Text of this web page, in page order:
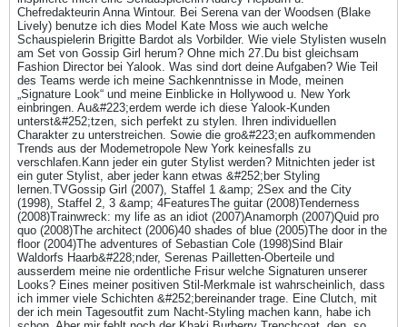
Chefredakteurin Anna Wintour. Bei Serena van der Woodsen (Blake
Lively) benutze ich dies Model Kate Moss wie auch welche
Schauspielerin Brigitte Bardot als Vorbilder. Wie viele Stylisten wuseln
am Set von Gossip Girl herum? Ohne mich 27.Du bist gleichsam
Fashion Director bei Yalook. Was sind dort deine Aufgaben? Wie Teil
des Teams werde ich meine Sachkenntnisse in Mode, meinen
„Signature Look“ und meine Einblicke in Hollywood u. New York
einbringen. Au&#223;erdem werde ich diese Yalook-Kunden
unterst&#252;tzen, sich perfekt zu stylen. Ihren individuellen
Charakter zu unterstreichen. Sowie die gro&#223;en aufkommenden
Trends aus der Modemetropole New York keinesfalls zu
verschlafen.Kann jeder ein guter Stylist werden? Mitnichten jeder ist
ein guter Stylist, aber jeder kann etwas &#252;ber Styling
lernen.TVGossip Girl (2007), Staffel 1 &amp; 2Sex and the City
(1998), Staffel 2, 3 &amp; 4FeaturesThe guitar (2008)Tenderness
(2008)Trainwreck: my life as an idiot (2007)Anamorph (2007)Quid pro
quo (2008)The architect (2006)40 shades of blue (2005)The door in the
floor (2004)The adventures of Sebastian Cole (1998)Sind Blair
Waldorfs Haarb&#228;nder, Serenas Pailletten-Oberteile und
ausserdem meine nie ordentliche Frisur welche Signaturen unserer
Looks? Eines meiner positiven Stil-Merkmale ist wahrscheinlich, dass
ich immer viele Schichten &#252;bereinander trage. Eine Clutch, mit
der ich mein Tagesoutfit zum Nacht-Styling machen kann, habe ich